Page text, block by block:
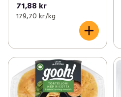
71,88 kr
179,70 kr /kg